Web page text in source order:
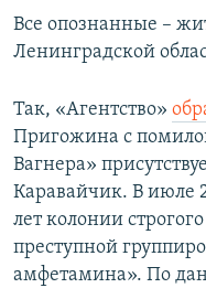
Все опознанные –
Ленинградской
Так, «Агентство»
Пригожина с
Вагнера»
Каравайчик. В июле
лет колонии
преступной
амфетамина». По